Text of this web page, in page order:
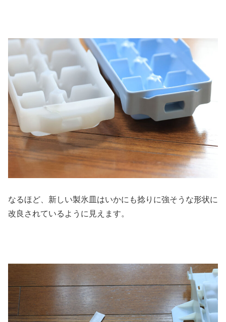
なるほど、新しい製氷皿はいかにも捻りに強そうな形状に
改良されているように見えます。